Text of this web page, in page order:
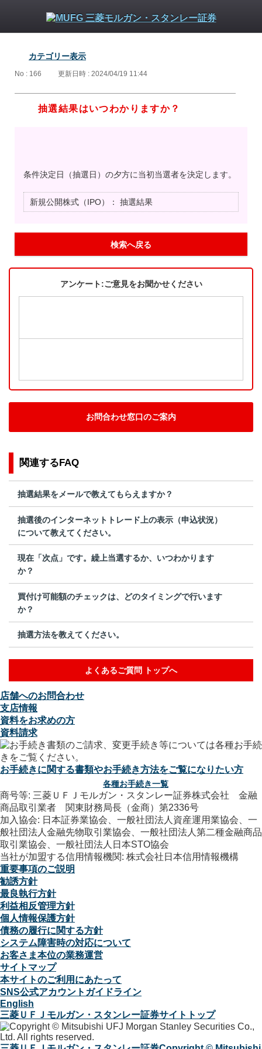
カテゴリー表示
No : 166 更新日時 : 2024/04/19 11:44
抽選結果はいつわかりますか？
条件決定日（抽選日）の夕方に当初当選者を決定します。
新規公開株式（IPO）： 抽選結果
検索へ戻る
アンケート:ご意見をお聞かせください
お問合わせ窓口のご案内
関連するFAQ
抽選結果をメールで教えてもらえますか？
抽選後のインターネットトレード上の表示（申込状況）
について教えてください。
現在「次点」です。繰上当選するか、いつわかります
か？
買付け可能額のチェックは、どのタイミングで行います
か？
抽選方法を教えてください。
よくあるご質問 トップへ
店舗へのお問合わせ
支店情報
資料をお求めの方
資料請求
お手続きに関する書類やお手続き方法をご覧になりたい方
各種お手続き一覧
商号等: 三菱ＵＦＪモルガン・スタンレー証券株式会社 金融
商品取引業者 関東財務局長（金商）第2336号
加入協会: 日本証券業協会、一般社団法人資産運用業協会、一
般社団法人金融先物取引業協会、一般社団法人第二種金融商品
取引業協会、一般社団法人日本STO協会
当社が加盟する信用情報機関: 株式会社日本信用情報機構
重要事項のご説明
勧誘方針
最良執行方針
利益相反管理方針
個人情報保護方針
債務の履行に関する方針
システム障害時の対応について
お客さま本位の業務運営
サイトマップ
本サイトのご利用にあたって
SNS公式アカウントガイドライン
English
三菱ＵＦＪモルガン・スタンレー証券サイトトップ